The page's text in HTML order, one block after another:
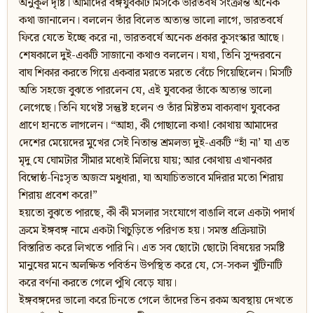
কথা জানালেন। বললেন তাঁর বিলেত অত্যন্ত ভালো লাগে, ভারতবর্ষে
ফিরে যেতে ইচ্ছে করে না, ভারতবর্ষে অনেক প্রকার কুসংস্কার আছে।
শেষকালে দুই-একটি সাজানো কথাও বললেন। যথা, তিনি সুন্দরবনে
বাঘ শিকার করতে গিয়ে একবার মরতে মরতে বেঁচে গিয়েছিলেন। মিসটি
অতি সহজে বুঝতে পারলেন যে, এই যুবকের তাঁকে অত্যন্ত ভালো
লেগেছে। তিনি যথেষ্ট সন্তুষ্ট হলেন ও তাঁর মিষ্টতম বাক্যবাণ যুবকের
প্রাণে হানতে লাগলেন। “আহা, কী গোছালো কথা! কোথায় আমাদের
দেশের মেয়েদের মুখের সেই নিতান্ত শ্রমলভ্য দুই-একটি “হাঁ না’ যা এত
মৃদু যে ঘোমটার সীমার মধ্যেই মিলিয়ে যায়; আর কোথায় এখানকার
বিম্বোষ্ঠ-নিঃসৃত অজস্র মধুধারা, যা অযাচিতভাবে মদিরার মতো শিরায়
শিরায় প্রবেশ করে!”
হয়তো বুঝতে পারছে, কী কী মসলার সংযোগে বাঙালি বলে একটা পদার্থ
ক্রমে ইঙ্গবঙ্গ নামে একটা খিচুড়িতে পরিণত হয়। সমস্ত প্রক্রিয়াটা
বিস্তারিত করে লিখতে পারি নি। এত সব ছোটো ছোটো বিষয়ের সমষ্টি
মানুষের মনে অলক্ষিত পবির্তন উপস্থিত করে যে, সে-সকল খুঁটিনাটি
করে বর্ণনা করতে গেলে পুঁথি বেড়ে যায়।
ইঙ্গবঙ্গদের ভালো করে চিনতে গেলে তাঁদের তিন রকম অবস্থায় দেখতে